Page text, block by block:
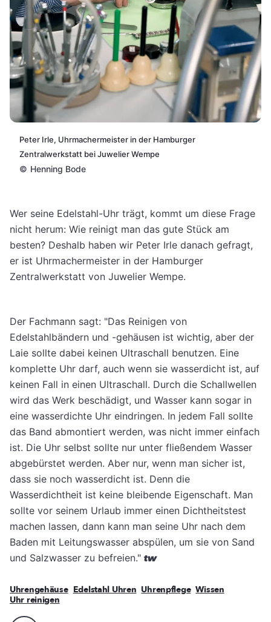
Peter Irle, Uhrmachermeister in der Hamburger
Zentralwerkstatt bei Juwelier Wempe
© Henning Bode
Wer seine Edelstahl-Uhr trägt, kommt um diese Frage
nicht herum: Wie reinigt man das gute Stück am
besten? Deshalb haben wir Peter Irle danach gefragt,
er ist Uhrmachermeister in der Hamburger
Zentralwerkstatt von Juwelier Wempe.
Der Fachmann sagt: "Das Reinigen von
Edelstahlbändern und -gehäusen ist wichtig, aber der
Laie sollte dabei keinen Ultraschall benutzen. Eine
komplette Uhr darf, auch wenn sie wasserdicht ist, auf
keinen Fall in einen Ultraschall. Durch die Schallwellen
wird das Werk beschädigt, und Wasser kann sogar in
eine wasserdichte Uhr eindringen. In jedem Fall sollte
das Band abmontiert werden, was nicht immer einfach
ist. Die Uhr selbst sollte nur unter fließendem Wasser
abgebürstet werden. Aber nur, wenn man sicher ist,
dass sie noch wasserdicht ist. Denn die
Wasserdichtheit ist keine bleibende Eigenschaft. Man
sollte vor seinem Urlaub immer einen Dichtheitstest
machen lassen, dann kann man seine Uhr nach dem
Baden mit Leitungswasser abspülen, um sie von Sand
und Salzwasser zu befreien." tw
Uhrengehäuse Edelstahl Uhren Uhrenpflege Wissen
Uhr reinigen